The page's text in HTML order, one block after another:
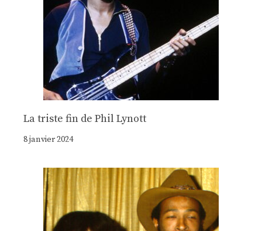
La triste fin de Phil Lynott
8 janvier 2024